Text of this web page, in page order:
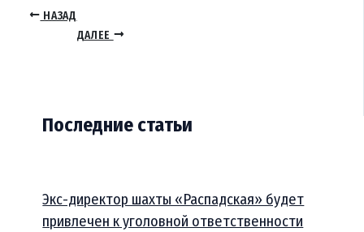
НАЗАД
ДАЛЕЕ
Последние статьи
Экс-директор шахты «Распадская» будет
привлечен к уголовной ответственности